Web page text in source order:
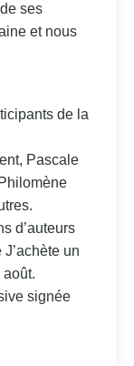
ses
et nous
de la
Pascale
d’auteurs
un
signée